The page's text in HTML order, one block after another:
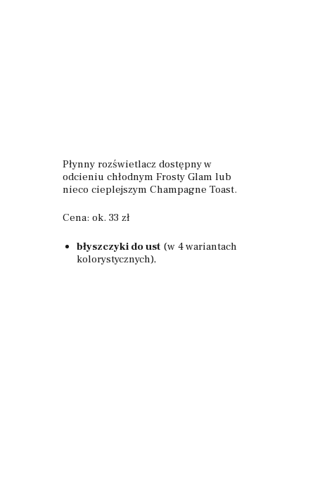
Płynny rozświetlacz dostępny w
odcieniu chłodnym Frosty Glam lub
nieco cieplejszym Champagne Toast.
Cena: ok. 33 zł
błyszczyki do ust(w 4 wariantach
kolorystycznych),